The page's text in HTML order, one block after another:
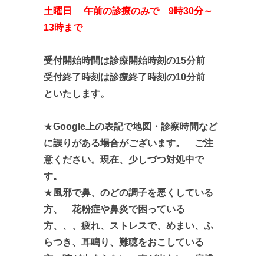
土曜日 午前の診療のみで 9時30分～
13時まで
受付開始時間は診療開始時刻の15分前
受付終了時刻は診療終了時刻の10分前
といたします。
★Google上の表記で地図・診察時間など
に誤りがある場合がございます。 ご注
意ください。現在、少しづつ対処中で
す。
★風邪で鼻、のどの調子を悪くしている
方、 花粉症や鼻炎で困っている
方、、、疲れ、ストレスで、めまい、ふ
らつき、耳鳴り、難聴をおこしている